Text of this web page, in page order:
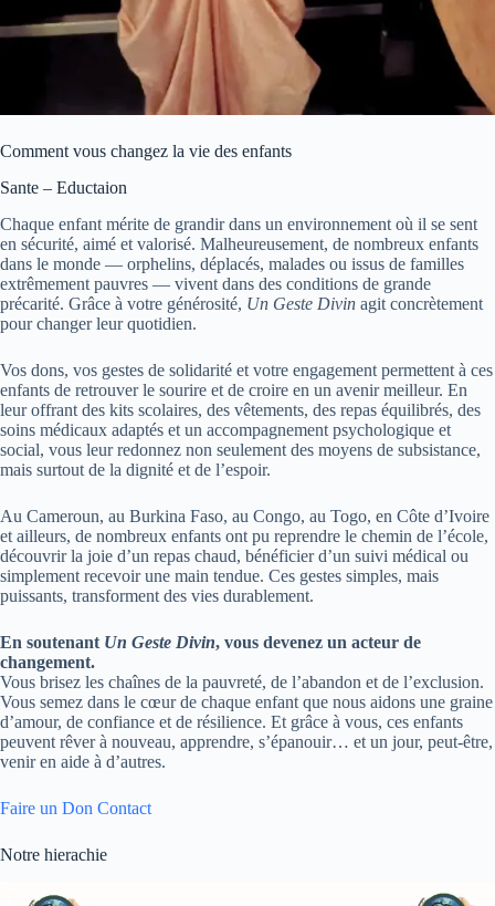
Comment vous changez la vie des enfants
Sante – Eductaion
Chaque enfant mérite de grandir dans un environnement où il se sent
en sécurité, aimé et valorisé. Malheureusement, de nombreux enfants
dans le monde — orphelins, déplacés, malades ou issus de familles
extrêmement pauvres — vivent dans des conditions de grande
précarité. Grâce à votre générosité, Un Geste Divin agit concrètement
pour changer leur quotidien.
Vos dons, vos gestes de solidarité et votre engagement permettent à ces
enfants de retrouver le sourire et de croire en un avenir meilleur. En
leur offrant des kits scolaires, des vêtements, des repas équilibrés, des
soins médicaux adaptés et un accompagnement psychologique et
social, vous leur redonnez non seulement des moyens de subsistance,
mais surtout de la dignité et de l’espoir.
Au Cameroun, au Burkina Faso, au Congo, au Togo, en Côte d’Ivoire
et ailleurs, de nombreux enfants ont pu reprendre le chemin de l’école,
découvrir la joie d’un repas chaud, bénéficier d’un suivi médical ou
simplement recevoir une main tendue. Ces gestes simples, mais
puissants, transforment des vies durablement.
En soutenant Un Geste Divin, vous devenez un acteur de
changement.
Vous brisez les chaînes de la pauvreté, de l’abandon et de l’exclusion.
Vous semez dans le cœur de chaque enfant que nous aidons une graine
d’amour, de confiance et de résilience. Et grâce à vous, ces enfants
peuvent rêver à nouveau, apprendre, s’épanouir… et un jour, peut-être,
venir en aide à d’autres.
Faire un Don Contact
Notre hierachie